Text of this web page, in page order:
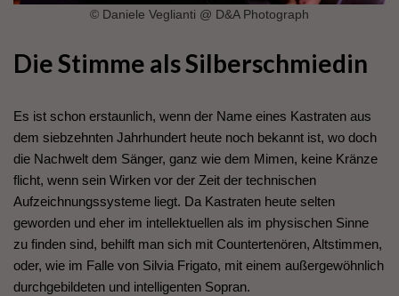
© Daniele Veglianti @ D&A Photograph
Die Stimme als Silberschmiedin
Es ist schon erstaunlich, wenn der Name eines Kastraten aus
dem siebzehnten Jahrhundert heute noch bekannt ist, wo doch
die Nachwelt dem Sänger, ganz wie dem Mimen, keine Kränze
flicht, wenn sein Wirken vor der Zeit der technischen
Aufzeichnungssysteme liegt. Da Kastraten heute selten
geworden und eher im intellektuellen als im physischen Sinne
zu finden sind, behilft man sich mit Countertenören, Altstimmen,
oder, wie im Falle von Silvia Frigato, mit einem außergewöhnlich
durchgebildeten und intelligenten Sopran.